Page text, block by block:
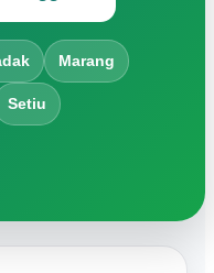
Marang
Setiu